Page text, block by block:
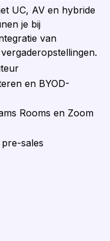
UC, AV en hybride
je bij
van
en BYOD-
Rooms en Zoom
sales